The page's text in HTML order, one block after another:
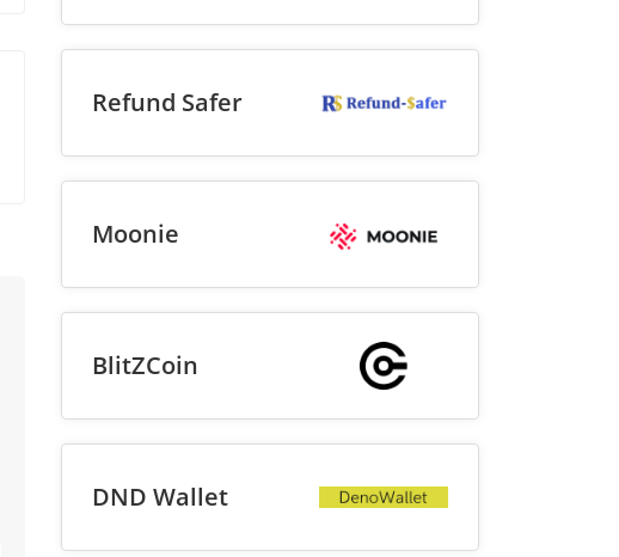
Refund Safer
Moonie
BlitZCoin
DND Wallet